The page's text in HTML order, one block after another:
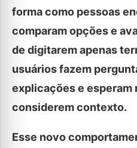
forma como pessoas
comparam opções e
de digitarem apenas
usuários fazem
explicações e esperam
considerem contexto.
Esse novo